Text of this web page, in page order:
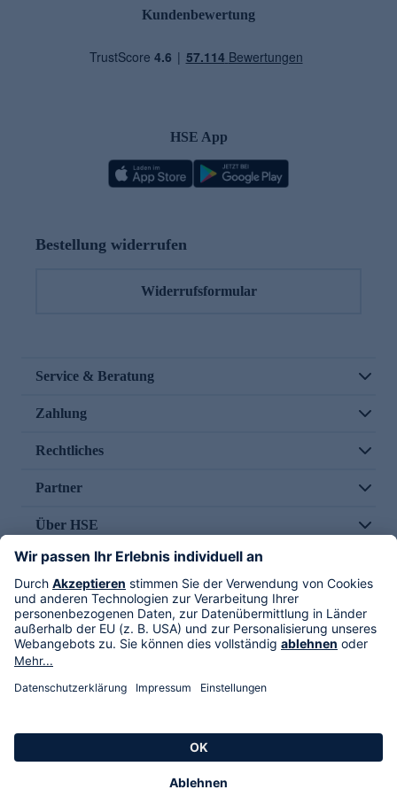
Kundenbewertung
HSE App
Bestellung widerrufen
Widerrufsformular
Service & Beratung
Zahlung
Rechtliches
Partner
Über HSE
Im TV
HSE International